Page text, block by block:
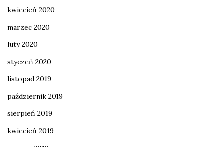
kwiecień 2020
marzec 2020
luty 2020
styczeń 2020
listopad 2019
październik 2019
sierpień 2019
kwiecień 2019